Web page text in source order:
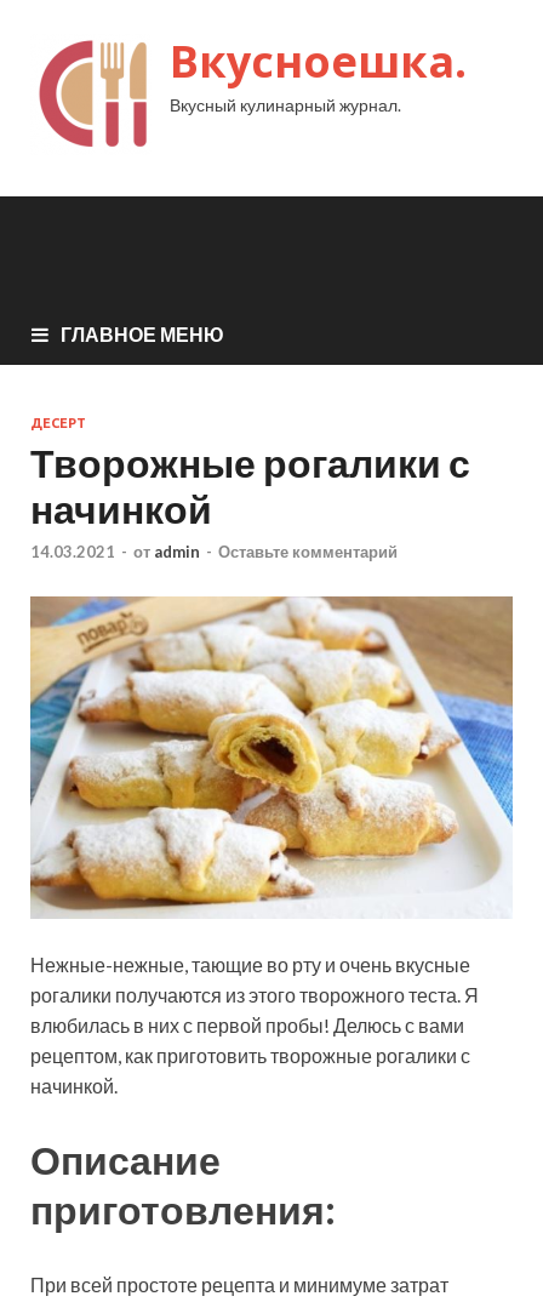
Вкусноешка.
Вкусный кулинарный журнал.
ГЛАВНОЕ МЕНЮ
ДЕСЕРТ
Творожные рогалики с
начинкой
14.03.2021 - от admin - Оставьте комментарий
Нежные-нежные, тающие во рту и очень вкусные
рогалики получаются из этого творожного теста. Я
влюбилась в них с первой пробы! Делюсь с вами
рецептом, как приготовить творожные рогалики с
начинкой.
Описание
приготовления:
При всей простоте рецепта и минимуме затрат